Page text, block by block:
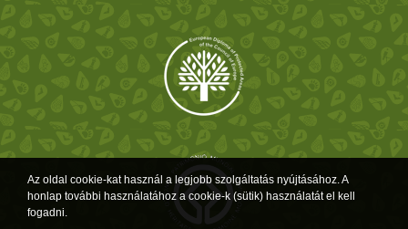
Az oldal cookie-kat használ a legjobb szolgáltatás nyújtásához. A
honlap további használatához a cookie-k (sütik) használatát el kell
fogadni.